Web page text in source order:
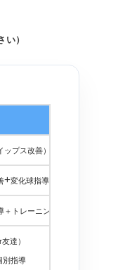
い）
ップス改善）
+変化球指導）
＋トレーニング）
達）
別指導